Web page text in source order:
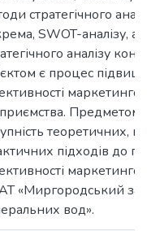
стратегічного
SWOT-аналізу,
аналізу
є процес
Предметом
теоретичних,
підходів до
«Миргородський
вод».